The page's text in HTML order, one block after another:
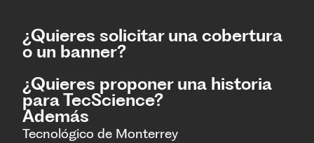
¿Quieres solicitar una cobertura
o un banner?
¿Quieres proponer una historia
para TecScience?
Además
Tecnológico de Monterrey